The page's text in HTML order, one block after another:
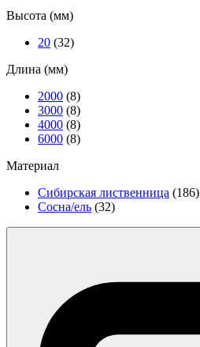
Высота (мм)
20 (32)
Длина (мм)
2000 (8)
3000 (8)
4000 (8)
6000 (8)
Материал
Сибирская лиственница (186)
Сосна/ель (32)